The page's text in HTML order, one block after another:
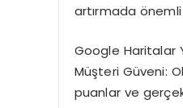
artırmada
Google Haritalar
Müşteri Güveni:
puanlar ve